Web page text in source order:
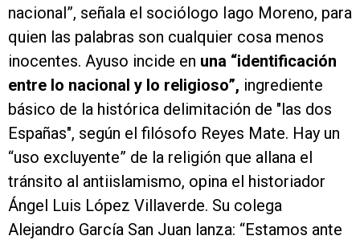
nacional”, señala el sociólogo Iago Moreno, para
quien las palabras son cualquier cosa menos
inocentes. Ayuso incide en una “identificación
entre lo nacional y lo religioso”, ingrediente
básico de la histórica delimitación de "las dos
Españas", según el filósofo Reyes Mate. Hay un
“uso excluyente” de la religión que allana el
tránsito al antiislamismo, opina el historiador
Ángel Luis López Villaverde. Su colega
Alejandro García San Juan lanza: “Estamos ante